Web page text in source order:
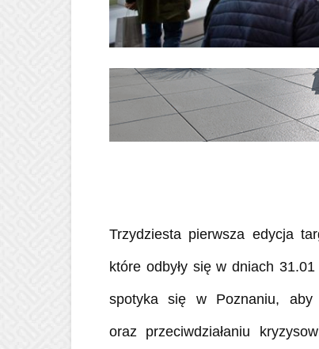
Trzydziesta pierwsza edycja
które odbyły się w dniach
spotyka się w Poznaniu, aby
oraz przeciwdziałaniu